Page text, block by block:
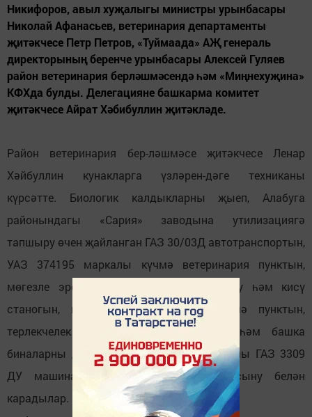
Никифоров, авыл хуҗалыгы министры урынбасары
Николай Афанасьев, ветеринария департаменты
җитәкчесе Петр Петров, «Туймаада» АҖ генераль
директорының беренче урынбасары Алексей Гуляев
район ветеринария берләшмәсендә һәм «Миңнехуҗина»
КФХда булды. Делегацияне башкарма комитет
җитәкчесе Айрат Хәбибуллин җитәкләде.
Район ветеринария бер-ләшмәсе җитәкчесе Ленар
Хәйбуллин кунакларга үзләрен-дәге техниканы
күрсәтте. Биологик калдыкларны җыеп, Алабуга
районындагы «Сария» заводына утилизациягә
тапшыру өчен җайланган ГАЗ 30/03Д автотранспортын,
УАЗ 374195 маркалы күчмә ветеринария пунктын,
мөгезле эре терлек тоякларын чистарту һәм кисү
станогын, ветеринар контрольнең күчмә пунктын,
терлекчелек һәм кошчылык тармагы һәм башка
биналарны дезинфекцияләүдә кулланылучы ГАЗ 3309
ДУ машинасын кунаклар зур кызыксыну белән
карадылар.